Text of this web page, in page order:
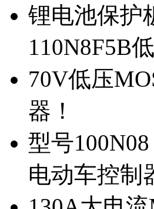
锂电池保护
110N8F5B
70V低压
器！
型号
电动车控制